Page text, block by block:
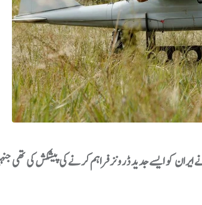
کو ایسے جدید ڈرونز فراہم کرنے کی پیشکش کی تھی